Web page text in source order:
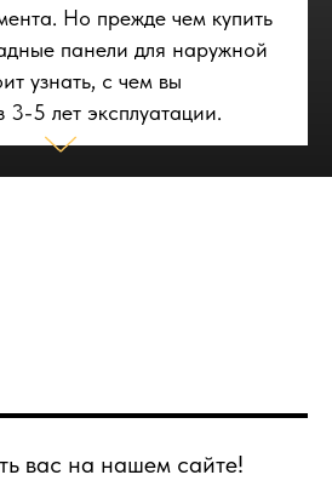
Но прежде чем купить
панели для наружной
узнать, с чем вы
3-5 лет эксплуатации.
вас на нашем сайте!